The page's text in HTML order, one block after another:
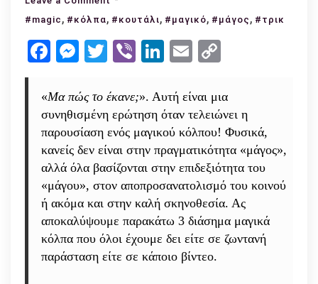
3
μαγικά
#magic , #κόλπα, #κουτάλι, #μαγικό, #μάγος , #τρικ
Facebook
Messenger
Twitter
ViberLinkedIn
Email
«Μα πώς το έκανε;». Αυτή είναι μια
συνηθισμένη ερώτηση όταν τελειώνει η
παρουσίαση ενός μαγικού κόλπου! Φυσικά,
κανείς δεν είναι στην πραγματικότητα «μάγος»,
αλλά όλα βασίζονται στην επιδεξιότητα του
«μάγου», στον αποπροσανατολισμό του κοινού
ή ακόμα και στην καλή σκηνοθεσία. Ας
αποκαλύψουμε παρακάτω 3 διάσημα μαγικά
κόλπα που όλοι έχουμε δει είτε σε ζωντανή
παράσταση είτε σε κάποιο βίντεο.